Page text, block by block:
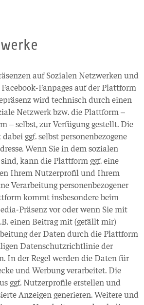
auf Sozialen Netzwerken und
Fanpages auf der Plattform
wird technisch durch einen
Netzwerk bzw. die Plattform –
– selbst, zur Verfügung gestellt. Die
ggf. selbst personenbezogene
Wenn Sie in dem sozialen
kann die Plattform ggf. eine
Ihrem Nutzerprofil und Ihrem
Verarbeitung personenbezogener
kommt insbesondere beim
Präsenz vor oder wenn Sie mit
einen Beitrag mit (gefällt mir)
der Daten durch die Plattform
Datenschutzrichtlinie der
In der Regel werden die Daten für
und Werbung verarbeitet. Die
ggf. Nutzerprofile erstellen und
Anzeigen generieren. Weitere und